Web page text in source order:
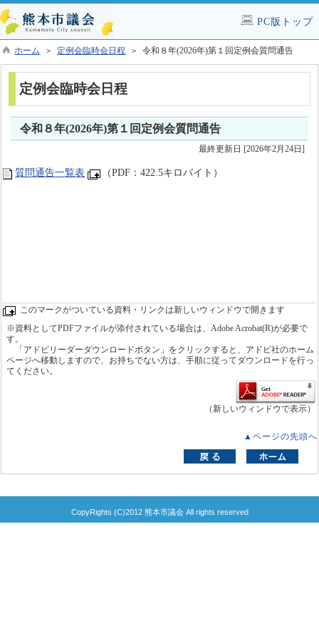
PC版トップ
ホーム ＞ 定例会臨時会日程 ＞ 令和８年(2026年)第１回定例会質問通告
定例会臨時会日程
令和８年(2026年)第１回定例会質問通告
最終更新日 [2026年2月24日]
質問通告一覧表 （PDF：422.5キロバイト）
このマークがついている資料・リンクは新しいウィンドウで開きます
※資料としてPDFファイルが添付されている場合は、Adobe Acrobat(R)が必要で
す。
「アドビリーダーダウンロードボタン」をクリックすると、アドビ社のホーム
ページへ移動しますので、お持ちでない方は、手順に従ってダウンロードを行っ
てください。
（新しいウィンドウで表示）
▲ページの先頭へ
CopyRights (C)2012 熊本市議会 All rights reserved